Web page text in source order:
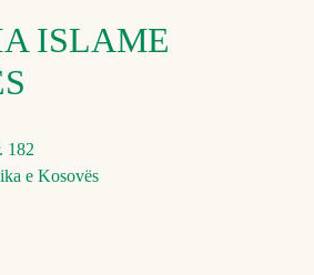
ISLAME
182
e Kosovës